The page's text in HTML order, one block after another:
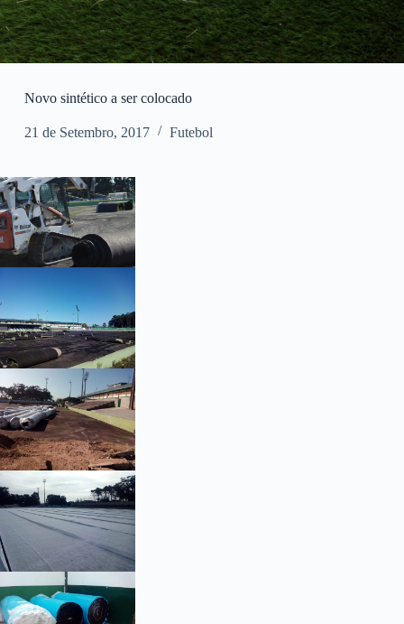
Novo sintético a ser colocado
21 de Setembro, 2017 Futebol